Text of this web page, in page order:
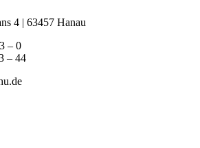
4 | 63457 Hanau
– 0
– 44